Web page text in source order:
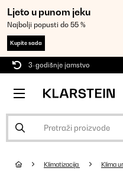
Ljeto u punom jeku
Najbolji popusti do 55 %
Kupite sada
3-godišnje jamstvo
Klimatizacija Klima